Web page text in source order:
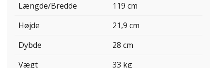
Længde/Bredde
119 cm
Højde
21,9 cm
Dybde
28 cm
Vægt
33 kg